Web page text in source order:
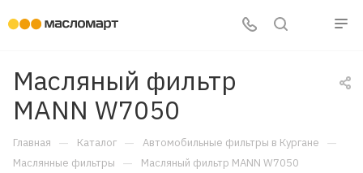
Масляный фильтр
MANN W7050
Главная — Каталог — Автомобильные фильтры в Кургане —
Маслянные фильтры — Масляный фильтр MANN W7050